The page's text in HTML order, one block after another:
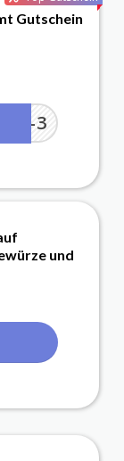
Gutschein
3
und